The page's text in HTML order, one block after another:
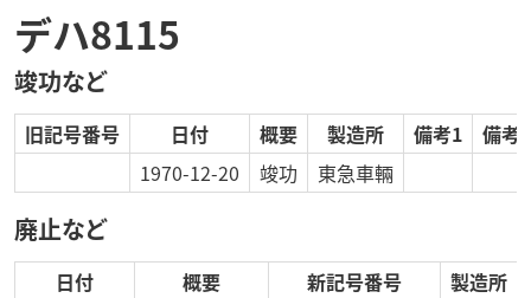
デハ8115
竣功など
旧記号番号 日付 概要 製造所 備考1
備考2
1970-12-20
竣功 東急車輛
廃止など
日付 概要 新記号番号 製造所